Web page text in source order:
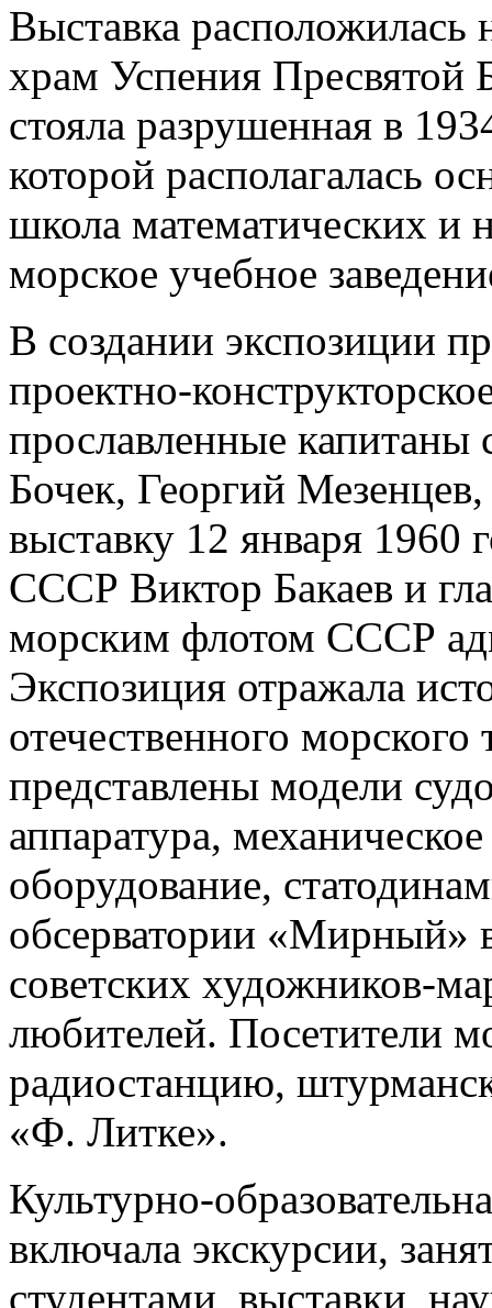
Выставка расположилась
храм Успения Пресвятой
стояла разрушенная в
которой располагалась
школа математических и
морское учебное
В создании экспозиции
проектно-
прославленные капитаны
Бочек, Георгий
выставку 12 января 1960
СССР Виктор Бакаев и
морским флотом СССР
Экспозиция отражала
отечественного
представлены модели
аппаратура,
оборудование,
обсерватории «Мирный»
советских художников-
любителей. Посетители
радиостанцию,
«Ф. Литке».
Культурно-
включала экскурсии,
студентами, выставки,